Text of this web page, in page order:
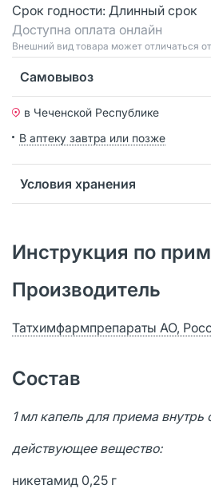
Срок годности: Длинный срок
Доступна оплата онлайн
Bнешний вид товара может отличаться
Самовывоз
в Чеченской Республике
В аптеку завтра или позже
Условия хранения
Инструкция по
Производитель
Татхимфармпрепараты АО,
Состав
1 мл капель для приема внутрь
действующее вещество:
никетамид 0,25 г